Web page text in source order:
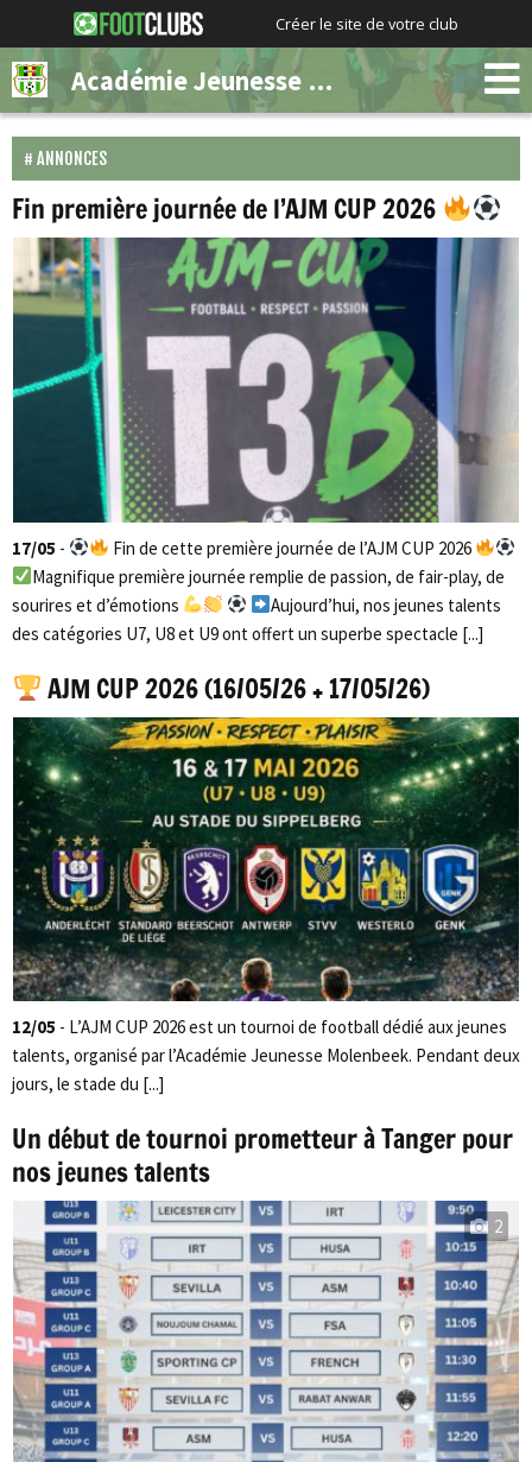
Créer le site de votre club
Académie Jeunesse Molenbeek
ANNONCES
Fin première journée de l’AJM CUP 2026
17/05 -
Fin de cette première journée de l’AJM CUP 2026
Magnifique première journée remplie de passion, de fair-play, de
sourires et d’émotions
Aujourd’hui, nos jeunes talents
des catégories U7, U8 et U9 ont offert un superbe spectacle [...]
AJM CUP 2026 (16/05/26 + 17/05/26)
12/05 - L’AJM CUP 2026 est un tournoi de football dédié aux jeunes
talents, organisé par l’Académie Jeunesse Molenbeek. Pendant deux
jours, le stade du [...]
Un début de tournoi prometteur à Tanger pour
nos jeunes talents
2